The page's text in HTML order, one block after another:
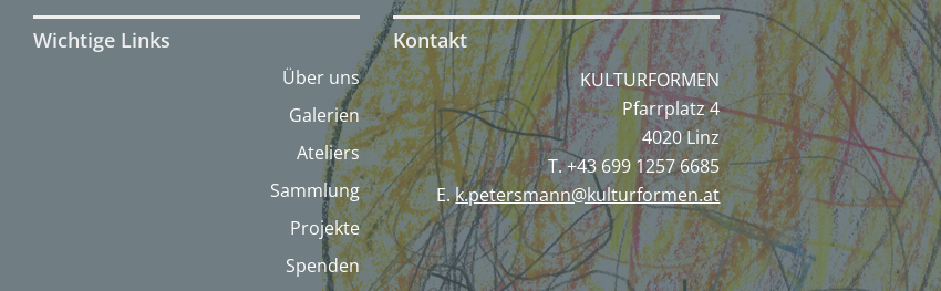
Wichtige Links
Über uns
Galerien
Ateliers
Sammlung
Projekte
Spenden
Kontakt
KULTURFORMEN
Pfarrplatz 4
4020 Linz
T. +43 699 1257 6685‬
E.k.petersmann@kulturformen.at